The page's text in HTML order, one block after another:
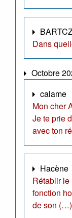
Dans
Octobre
calame
Mon cher
Je te prie
avec ton
Hacène
Rétablir le
fonction
de son (…)